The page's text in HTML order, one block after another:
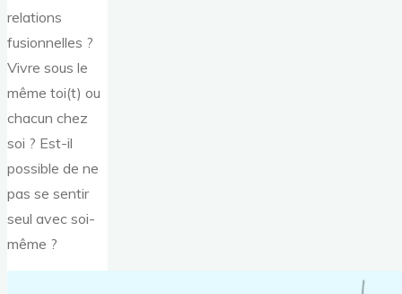
relations
fusionnelles ?
Vivre sous le
même toi(t) ou
chacun chez
soi ? Est-il
possible de ne
pas se sentir
seul avec soi-
même ?